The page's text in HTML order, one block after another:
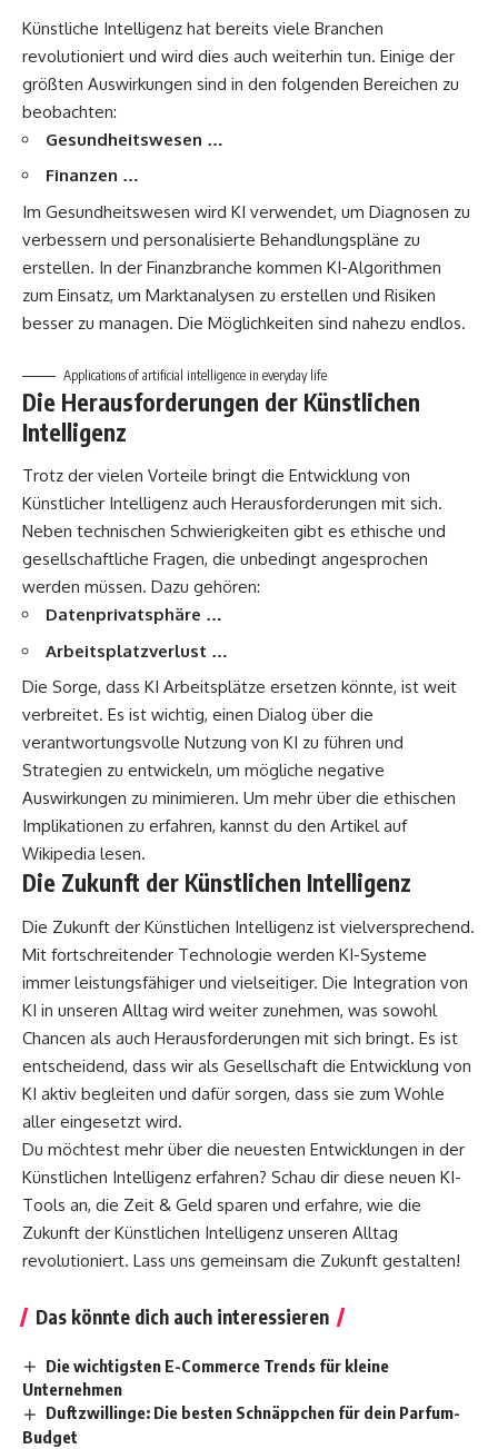
Künstliche Intelligenz hat bereits viele Branchen
revolutioniert und wird dies auch weiterhin tun. Einige der
größten Auswirkungen sind in den folgenden Bereichen zu
beobachten:
Gesundheitswesen …
Finanzen …
Im Gesundheitswesen wird KI verwendet, um Diagnosen zu
verbessern und personalisierte Behandlungspläne zu
erstellen. In der Finanzbranche kommen KI-Algorithmen
zum Einsatz, um Marktanalysen zu erstellen und Risiken
besser zu managen. Die Möglichkeiten sind nahezu endlos.
Applications of artificial intelligence in everyday life
Die Herausforderungen der Künstlichen
Intelligenz
Trotz der vielen Vorteile bringt die Entwicklung von
Künstlicher Intelligenz auch Herausforderungen mit sich.
Neben technischen Schwierigkeiten gibt es ethische und
gesellschaftliche Fragen, die unbedingt angesprochen
werden müssen. Dazu gehören:
Datenprivatsphäre …
Arbeitsplatzverlust …
Die Sorge, dass KI Arbeitsplätze ersetzen könnte, ist weit
verbreitet. Es ist wichtig, einen Dialog über die
verantwortungsvolle Nutzung von KI zu führen und
Strategien zu entwickeln, um mögliche negative
Auswirkungen zu minimieren. Um mehr über die ethischen
Implikationen zu erfahren, kannst du den Artikel auf
Wikipedia lesen.
Die Zukunft der Künstlichen Intelligenz
Die Zukunft der Künstlichen Intelligenz ist vielversprechend.
Mit fortschreitender Technologie werden KI-Systeme
immer leistungsfähiger und vielseitiger. Die Integration von
KI in unseren Alltag wird weiter zunehmen, was sowohl
Chancen als auch Herausforderungen mit sich bringt. Es ist
entscheidend, dass wir als Gesellschaft die Entwicklung von
KI aktiv begleiten und dafür sorgen, dass sie zum Wohle
aller eingesetzt wird.
Du möchtest mehr über die neuesten Entwicklungen in der
Künstlichen Intelligenz erfahren? Schau dir diese neuen KI-
Tools an, die Zeit & Geld sparen und erfahre, wie die
Zukunft der Künstlichen Intelligenz unseren Alltag
revolutioniert. Lass uns gemeinsam die Zukunft gestalten!
Das könnte dich auch interessieren
Die wichtigsten E-Commerce Trends für kleine
Unternehmen
Duftzwillinge: Die besten Schnäppchen für dein Parfum-
Budget